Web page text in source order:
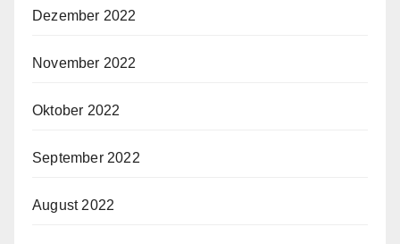
Dezember 2022
November 2022
Oktober 2022
September 2022
August 2022